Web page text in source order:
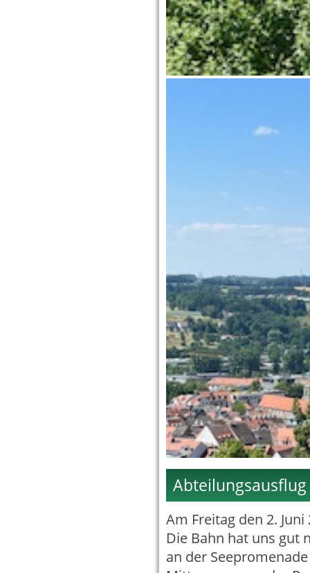
Abteilungsausflug
Am Freitag den 2.
Die Bahn hat uns gut
an der